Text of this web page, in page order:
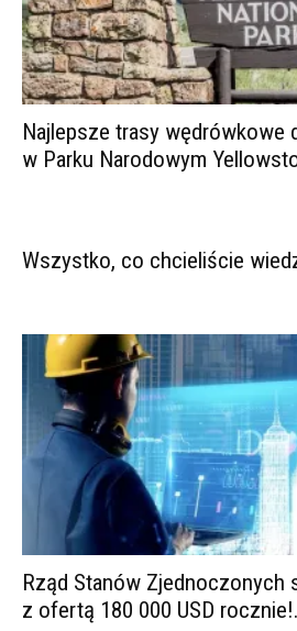
Najlepsze trasy wędrówkowe
w Parku Narodowym
Wszystko, co chcieliście
Rząd Stanów Zjednoczonych
z ofertą 180 000 USD